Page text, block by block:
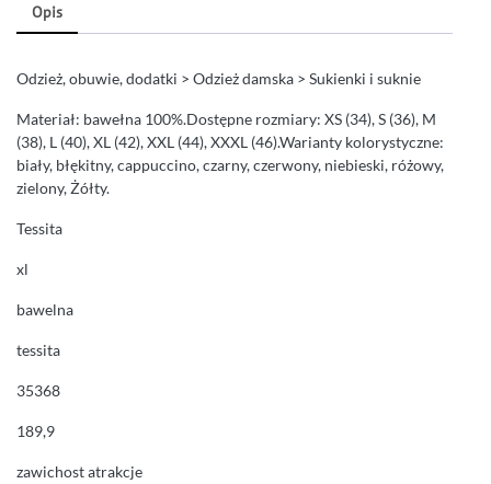
Opis
Odzież, obuwie, dodatki > Odzież damska > Sukienki i suknie
Materiał: bawełna 100%.Dostępne rozmiary: XS (34), S (36), M
(38), L (40), XL (42), XXL (44), XXXL (46).Warianty kolorystyczne:
biały, błękitny, cappuccino, czarny, czerwony, niebieski, różowy,
zielony, Żółty.
Tessita
xl
bawelna
tessita
35368
189,9
zawichost atrakcje